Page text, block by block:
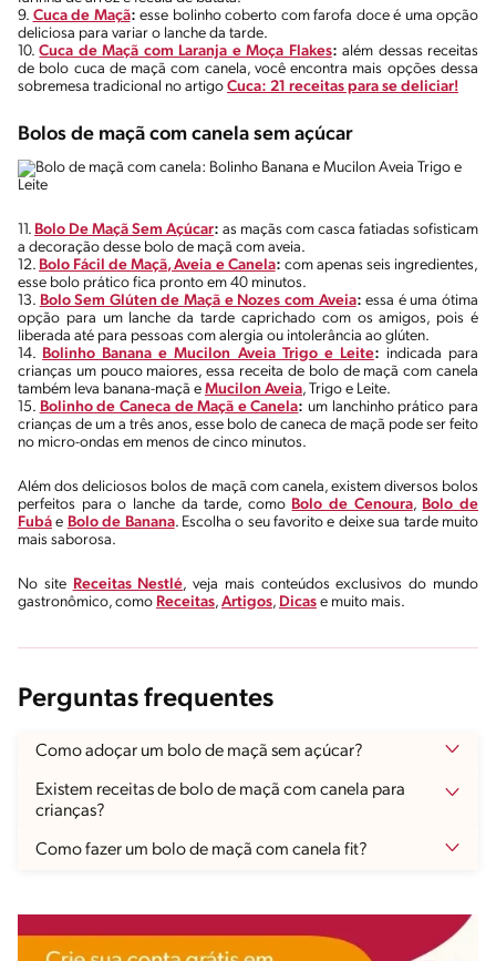
9. Cuca de Maçã: esse bolinho coberto com farofa doce é uma opção
deliciosa para variar o lanche da tarde.
10.Cuca de Maçã com Laranja e Moça Flakes:além dessas receitas
de bolo cuca de maçã com canela, você encontra mais opções dessa
sobremesa tradicional no artigo Cuca: 21 receitas para se deliciar!
Bolos de maçã com canela sem açúcar
11. Bolo De Maçã Sem Açúcar: as maçãs com casca fatiadas sofisticam
a decoração desse bolo de maçã com aveia.
12. Bolo Fácil de Maçã, Aveia e Canela: com apenas seis ingredientes,
esse bolo prático fica pronto em 40 minutos.
13. Bolo Sem Glúten de Maçã e Nozes com Aveia:essa é uma ótima
opção para um lanche da tarde caprichado com os amigos, pois é
liberada até para pessoas com alergia ou intolerância ao glúten.
14. Bolinho Banana e Mucilon Aveia Trigo e Leite: indicada para
crianças um pouco maiores, essa receita de bolo de maçã com canela
também leva banana-maçã e Mucilon Aveia, Trigo e Leite.
15. Bolinho de Caneca de Maçã e Canela: um lanchinho prático para
crianças de um a três anos, esse bolo de caneca de maçã pode ser feito
no micro-ondas em menos de cinco minutos.
Além dos deliciosos bolos de maçã com canela, existem diversos bolos
perfeitos para o lanche da tarde, como Bolo de Cenoura, Bolo de
Fubá e Bolo de Banana. Escolha o seu favorito e deixe sua tarde muito
mais saborosa.
No site Receitas Nestlé, veja mais conteúdos exclusivos do mundo
gastronômico, como Receitas, Artigos, Dicas e muito mais.
Perguntas frequentes
Como adoçar um bolo de maçã sem açúcar?
Existem receitas de bolo de maçã com canela para
crianças?
Como fazer um bolo de maçã com canela fit?